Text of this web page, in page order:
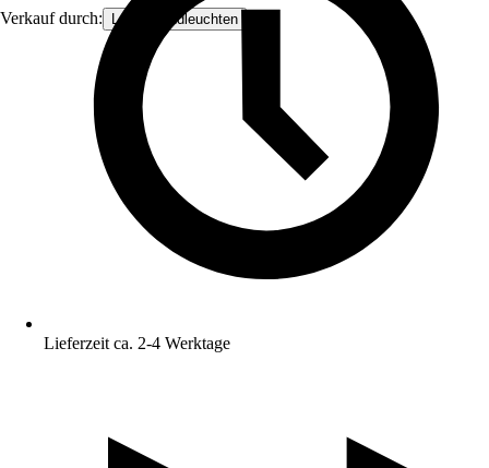
Verkauf durch: Lampenundleuchten
Lieferzeit ca. 2-4 Werktage